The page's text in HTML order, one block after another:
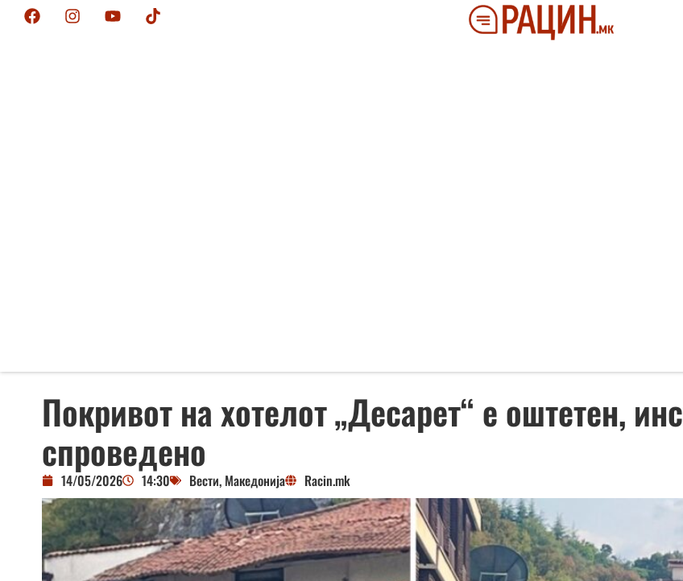
Покривот на хотелот „Десарет“ е оштетен,
спроведено
14/05/2026 14:30 Вести, Македонија Racin.mk